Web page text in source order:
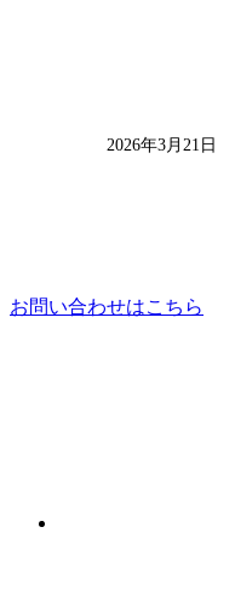
2026年3月21日
お問い合わせはこちら